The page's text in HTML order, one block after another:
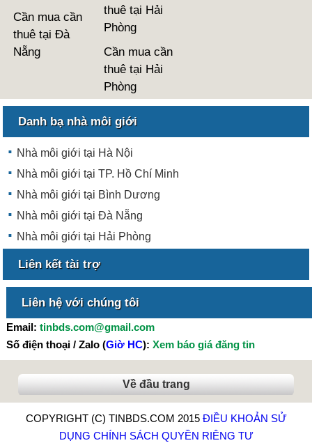
Cần mua cần
thuê tại Đà
Nẵng
thuê tại Hải
Phòng
Cần mua cần
thuê tại Hải
Phòng
Danh bạ nhà môi giới
Nhà môi giới tại Hà Nội
Nhà môi giới tại TP. Hồ Chí Minh
Nhà môi giới tại Bình Dương
Nhà môi giới tại Đà Nẵng
Nhà môi giới tại Hải Phòng
Liên kết tài trợ
Liên hệ với chúng tôi
Email: tinbds.com@gmail.com
Số điện thoại / Zalo (Giờ HC): Xem báo giá đăng tin
Về đầu trang
COPYRIGHT (C) TINBDS.COM 2015 ĐIỀU KHOẢN SỬ
DỤNG CHÍNH SÁCH QUYỀN RIÊNG TƯ